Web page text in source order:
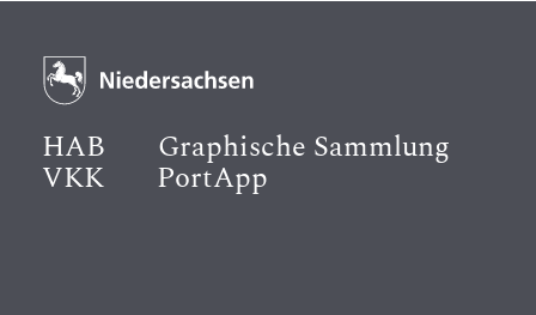
HAB Graphische Sammlung
VKK PortApp